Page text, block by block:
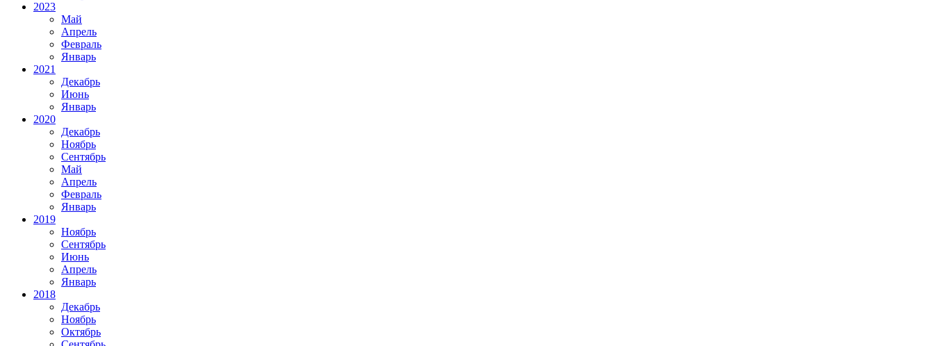
2023
Май
Апрель
Февраль
Январь
2021
Декабрь
Июнь
Январь
2020
Декабрь
Ноябрь
Сентябрь
Май
Апрель
Февраль
Январь
2019
Ноябрь
Сентябрь
Июнь
Апрель
Январь
2018
Декабрь
Ноябрь
Октябрь